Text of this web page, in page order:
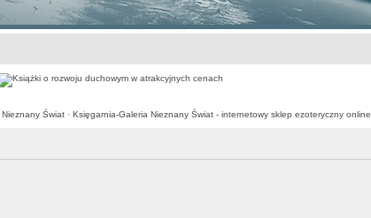
Nieznany Świat· Księgarnia-Galeria Nieznany Świat - internetowy sklep ezoteryczny online